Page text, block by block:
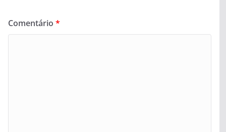
Comentário *